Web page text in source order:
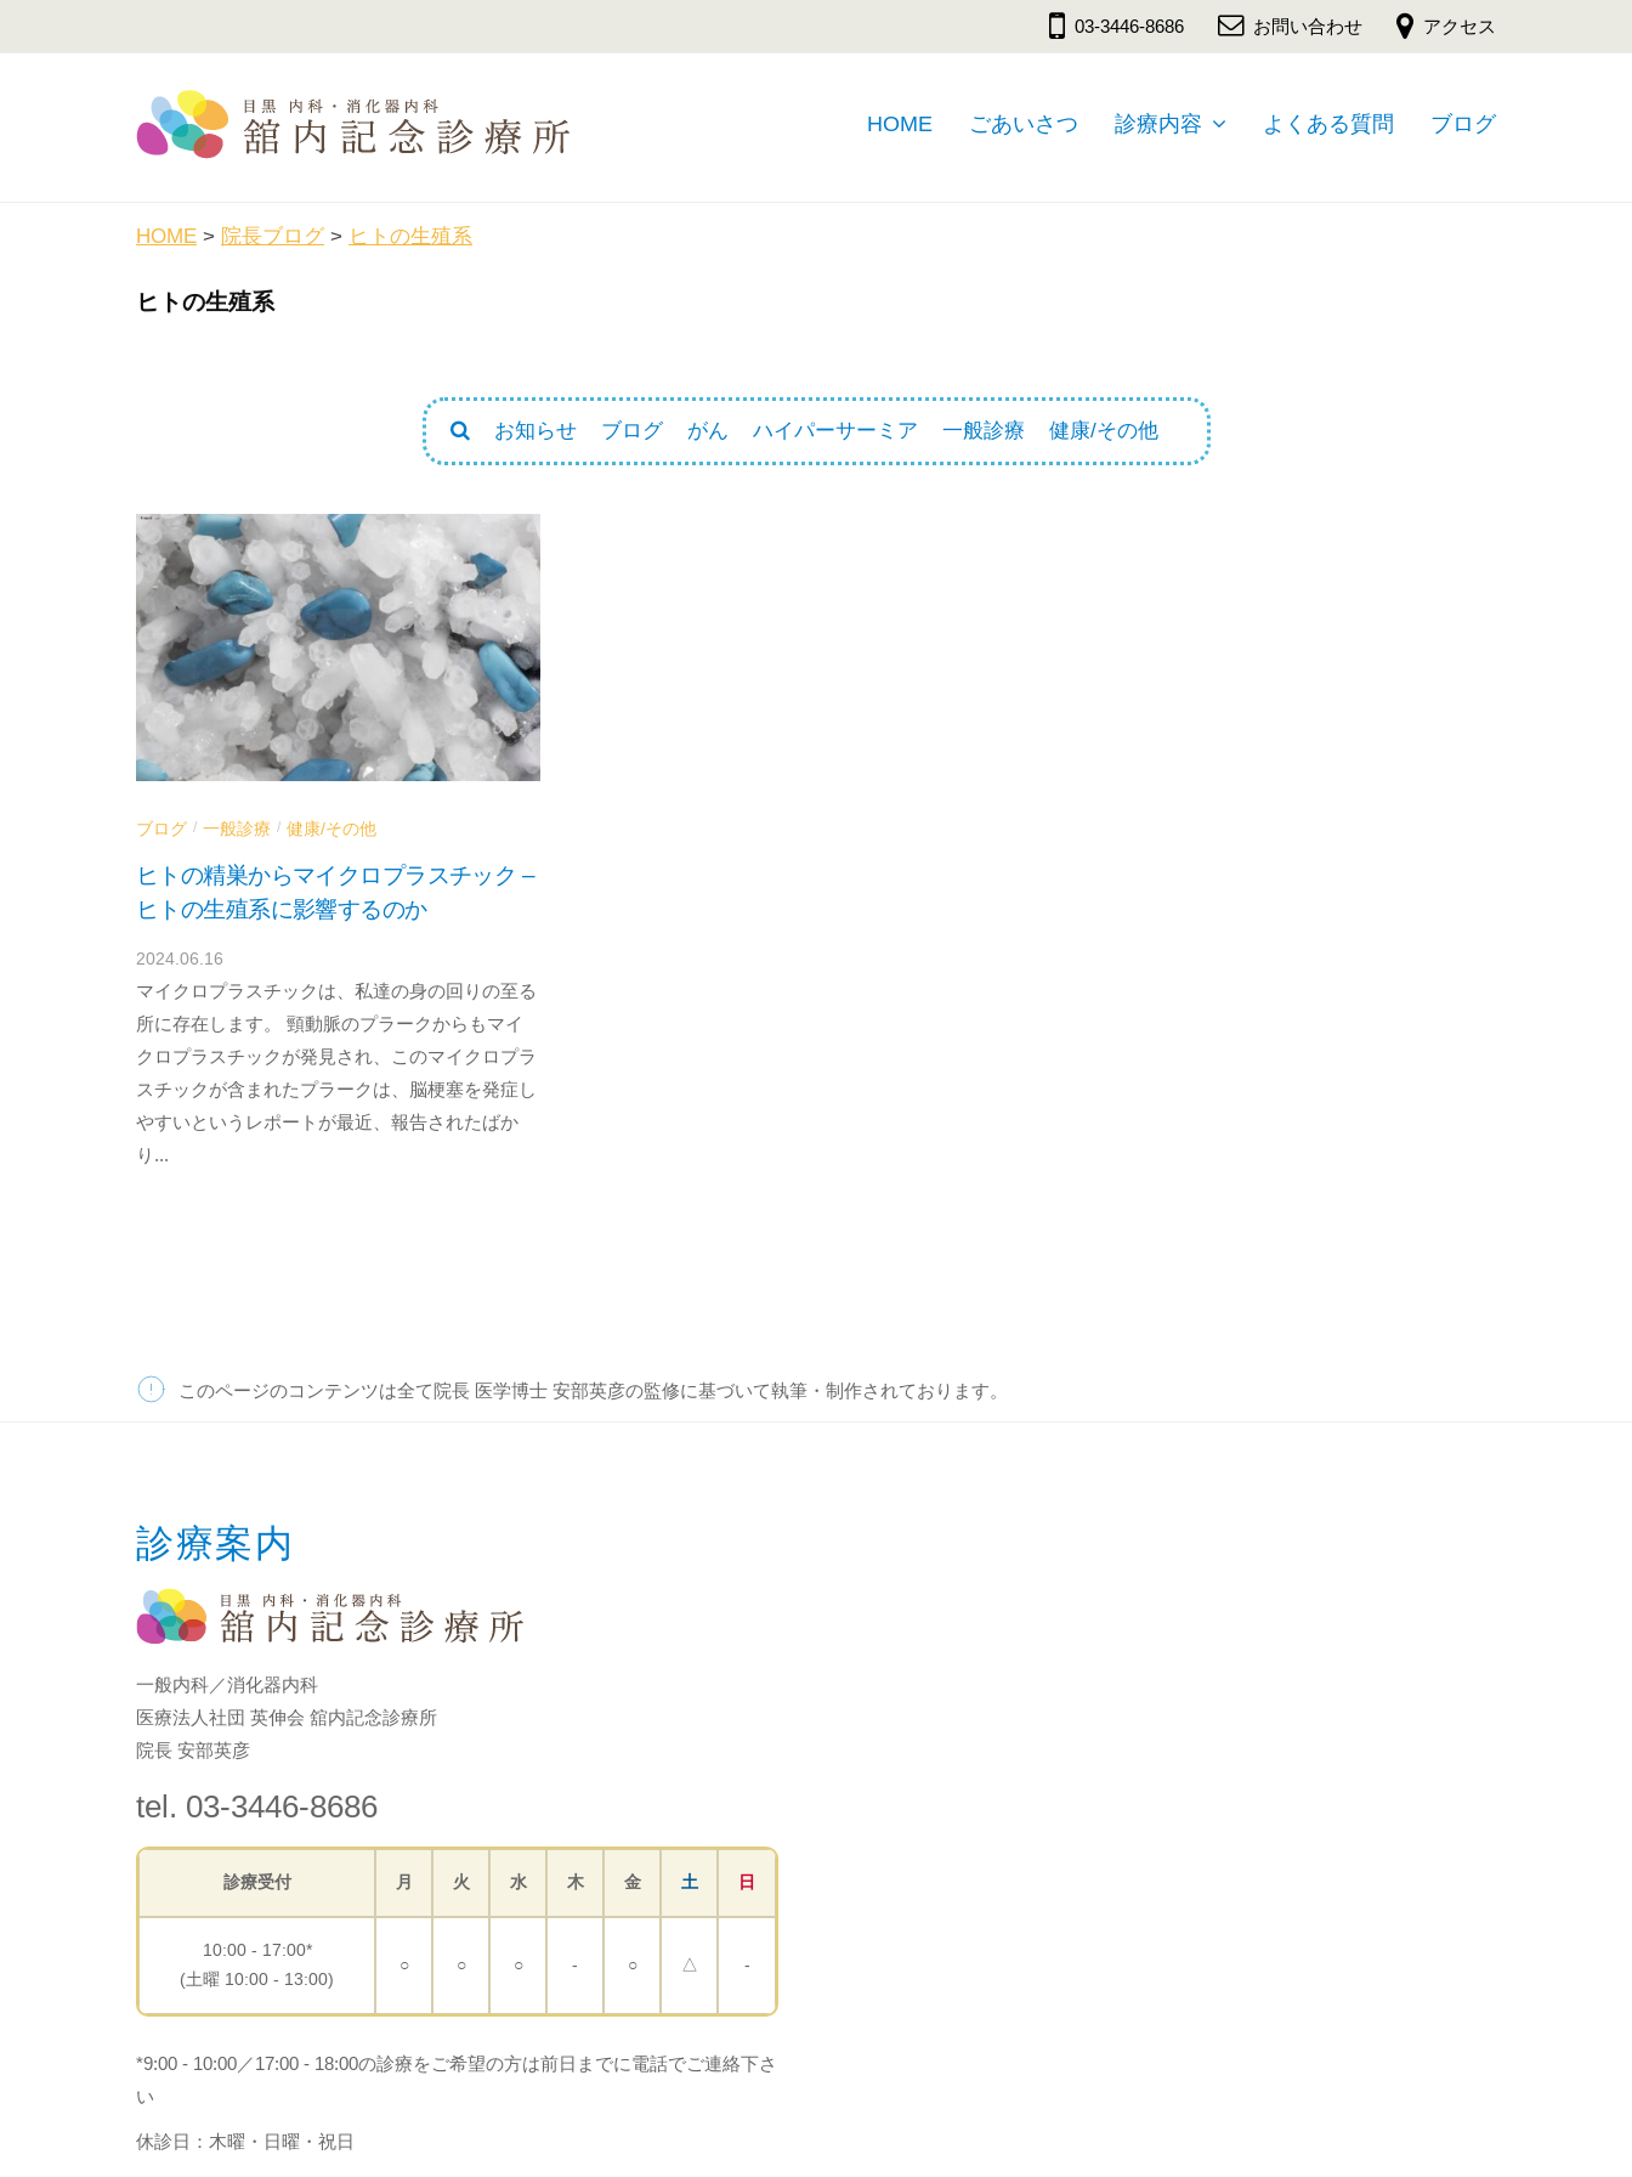
ン
03-3446-8686 お問い合わせ アクセス
念
駅
歩
・
消
化
器
内
科
／
血
化
療
法
ク
リ
ニ
ッ
ク
HOME ごあいさつ 診療内容 よくある質問 ブログ
HOME > 院長ブログ > ヒトの生殖系
ヒトの生殖系
お知らせ ブログ がん ハイパーサーミア 一般診療 健康/その他
ブログ / 一般診療 / 健康/その他
ヒトの精巣からマイクロプラスチック –
ヒトの生殖系に影響するのか
2024.06.16
y
d
r
a
b
マイクロプラスチックは、私達の身の回りの至る
所に存在します。 頸動脈のプラークからもマイ
クロプラスチックが発見され、このマイクロプラ
スチックが含まれたプラークは、脳梗塞を発症し
やすいというレポートが最近、報告されたばか
り...
このページのコンテンツは全て院長 医学博士 安部英彦の監修に基づいて執筆・制作されております。
診療案内
一般内科／消化器内科
医療法人社団 英伸会 舘内記念診療所
院長 安部英彦
tel. 03-3446-8686
診療受付 月 火 水 木 金 土 日
10:00 - 17:00*
(土曜 10:00 - 13:00)
○ ○ ○ - ○ △ -
*9:00 - 10:00／17:00 - 18:00の診療をご希望の方は前日までに電話でご連絡下さ
い
休診日：木曜・日曜・祝日
念
診